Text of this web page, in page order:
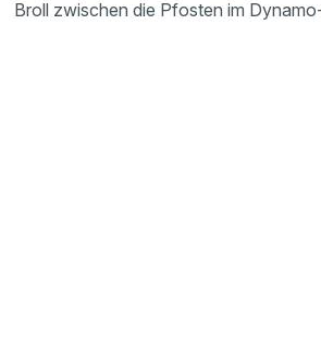
Broll zwischen die Pfosten im